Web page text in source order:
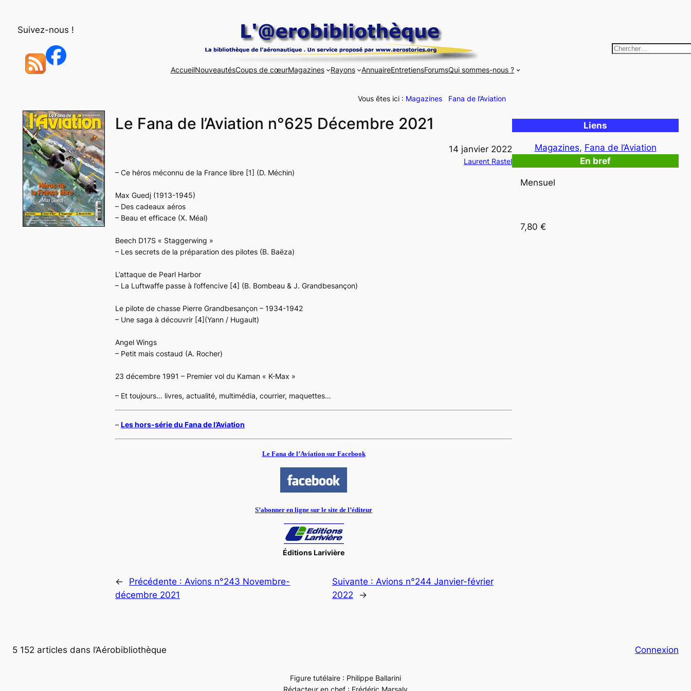
Suivez-nous !
AccueilNouveautésCoups de cœurMagazines Rayons AnnuaireEntretiensForumsQui sommes-nous ?
R
r
c
h
e
r
Vous êtes ici : Magazines Fana de l’Aviation
Le Fana de l’Aviation n°625 Décembre 2021
14 janvier 2022
Laurent Rastel
– Ce héros méconnu de la France libre [1] (D. Méchin)
Max Guedj (1913-1945)
– Des cadeaux aéros
– Beau et efficace (X. Méal)
Beech D17S « Staggerwing »
– Les secrets de la préparation des pilotes (B. Baëza)
L’attaque de Pearl Harbor
– La Luftwaffe passe à l’offencive [4] (B. Bombeau & J. Grandbesançon)
Le pilote de chasse Pierre Grandbesançon – 1934-1942
– Une saga à découvrir [4](Yann / Hugault)
Angel Wings
– Petit mais costaud (A. Rocher)
23 décembre 1991 – Premier vol du Kaman « K-Max »
– Et toujours… livres, actualité, multimédia, courrier, maquettes…
– Les hors-série du Fana de l’Aviation
Le Fana de l’Aviation sur Facebook
S’abonner en ligne sur le site de l’éditeur
Éditions Larivière
← Précédente : Avions n°243 Novembre-
décembre 2021
Suivante : Avions n°244 Janvier-février
2022
→
Liens
Magazines, Fana de l’Aviation
En bref
Mensuel
7,80 €
5 152 articles dans l’Aérobibliothèque Connexion
Figure tutélaire : Philippe Ballarini
Rédacteur en chef : Frédéric Marsaly